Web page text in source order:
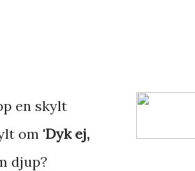
en skylt
om 'Dyk ej,
djup?